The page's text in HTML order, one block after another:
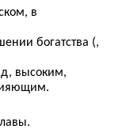
в
богатства (,
высоким,